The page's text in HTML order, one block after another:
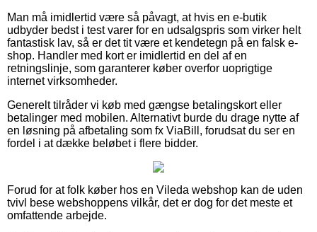
Man må imidlertid være så påvagt, at hvis en e-butik
udbyder bedst i test varer for en udsalgspris som virker helt
fantastisk lav, så er det tit være et kendetegn på en falsk e-
shop. Handler med kort er imidlertid en del af en
retningslinje, som garanterer køber overfor uoprigtige
internet virksomheder.
Generelt tilråder vi køb med gængse betalingskort eller
betalinger med mobilen. Alternativt burde du drage nytte af
en løsning på afbetaling som fx ViaBill, forudsat du ser en
fordel i at dække beløbet i flere bidder.
Forud for at folk køber hos en Vileda webshop kan de uden
tvivl bese webshoppens vilkår, det er dog for det meste et
omfattende arbejde.